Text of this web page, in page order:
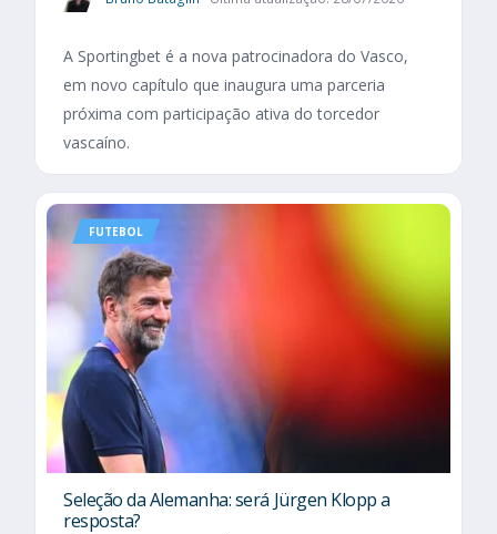
A Sportingbet é a nova patrocinadora do Vasco,
em novo capítulo que inaugura uma parceria
próxima com participação ativa do torcedor
vascaíno.
FUTEBOL
Seleção da Alemanha: será Jürgen Klopp a
resposta?